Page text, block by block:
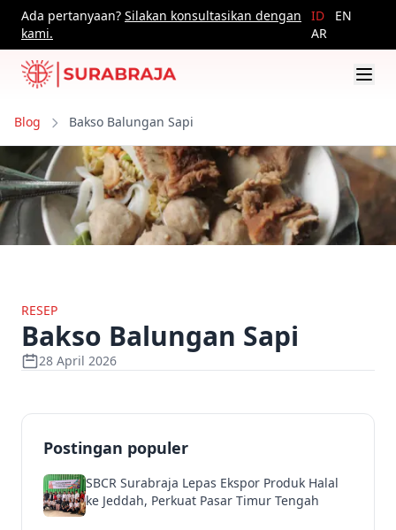
Ada pertanyaan? Silakan konsultasikan dengan
kami.
ID
EN
AR
Blog Bakso Balungan Sapi
RESEP
Bakso Balungan Sapi
28 April 2026
Postingan populer
SBCR Surabraja Lepas Ekspor Produk Halal
ke Jeddah, Perkuat Pasar Timur Tengah